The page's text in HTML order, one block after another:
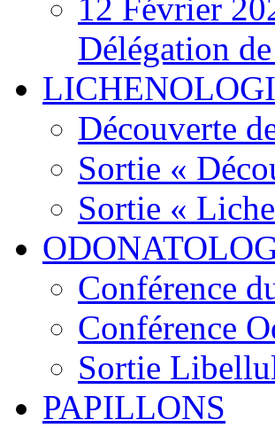
12 Février
Délégation
Découverte
Sortie «
Sortie «
Conférence
Conférence
Sortie
PAPILLONS